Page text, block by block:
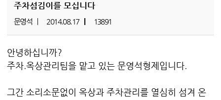
주차섬김이를 모십니다
문영석 2014.08.17 13891
안녕하십니까?
주차.옥상관리팀을 맡고 있는 문영석형제입니다.
그간 소리소문없이 옥상과 주차관리를 열심히 섬겨 온